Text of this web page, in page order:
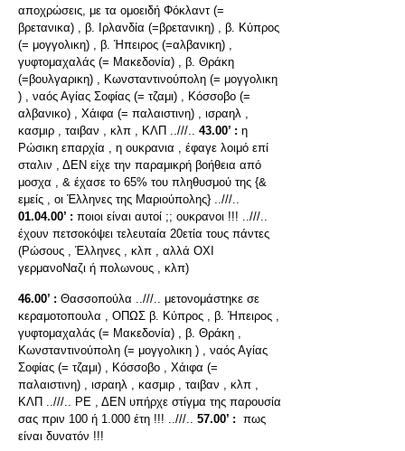
αποχρώσεις, με τα ομοειδή Φόκλαντ (=
βρετανικα) , β. Ιρλανδία (=βρετανικη) , β. Κύπρος
(= μογγολικη) , β. Ήπειρος (=αλβανικη) ,
γυφτομαχαλάς (= Μακεδονία) , β. Θράκη
(=βουλγαρικη) , Κωνσταντινούπολη (= μογγολικη
) , ναός Αγίας Σοφίας (= τζαμι) , Κόσσοβο (=
αλβανικο) , Χάιφα (= παλαιστινη) , ισραηλ ,
κασμιρ , ταιβαν , κλπ , ΚΛΠ ..///.. 43.00’ : η
Ρώσικη επαρχία , η ουκρανια , έφαγε λοιμό επί
σταλιν , ΔΕΝ είχε την παραμικρή βοήθεια από
μοσχα , & έχασε το 65% του πληθυσμού της {&
εμείς , οι Έλληνες της Μαριούπολης} ..///..
01.04.00’ : ποιοι είναι αυτοί ;; ουκρανοι !!! ..///..
έχουν πετσοκόψει τελευταία 20ετία τους πάντες
(Ρώσους , Έλληνες , κλπ , αλλά ΟΧΙ
γερμανοΝαζι ή πολωνους , κλπ)
46.00’ : Θασσοπούλα ..///.. μετονομάστηκε σε
κεραμοτοπουλα , ΟΠΩΣ β. Κύπρος , β. Ήπειρος ,
γυφτομαχαλάς (= Μακεδονία) , β. Θράκη ,
Κωνσταντινούπολη (= μογγολικη ) , ναός Αγίας
Σοφίας (= τζαμι) , Κόσσοβο , Χάιφα (=
παλαιστινη) , ισραηλ , κασμιρ , ταιβαν , κλπ ,
ΚΛΠ ..///.. ΡΕ , ΔΕΝ υπήρχε στίγμα της παρουσία
σας πριν 100 ή 1.000 έτη !!! ..///.. 57.00’ : πως
είναι δυνατόν !!!